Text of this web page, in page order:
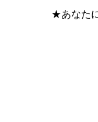
★あなた